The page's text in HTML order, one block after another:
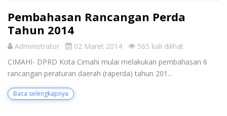
Pembahasan Rancangan Perda
Tahun 2014
Administrator 02 Maret 2014
565 kali dilihat
CIMAHI- DPRD Kota Cimahi mulai melakukan pembahasan 6
rancangan peraturan daerah (raperda) tahun 201...
Baca selengkapnya